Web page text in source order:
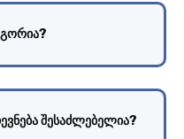
შესაძლებელია?